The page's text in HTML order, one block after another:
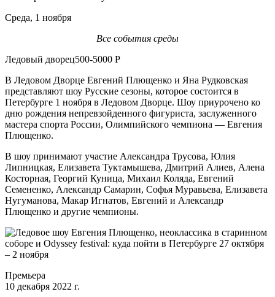
Среда, 1 ноября
Все события среды
Ледовый дворец500-5000 Р
В Ледовом Дворце Евгений Плющенко и Яна Рудковская
представляют шоу Русские сезоны, которое состоится в
Петербурге 1 ноября в Ледовом Дворце. Шоу приурочено ко
дню рождения непревзойденного фигуриста, заслуженного
мастера спорта России, Олимпийского чемпиона — Евгения
Плющенко.
В шоу принимают участие Александра Трусова, Юлия
Липницкая, Елизавета Туктамышева, Дмитрий Алиев, Алена
Косторная, Георгий Куница, Михаил Коляда, Евгений
Семененко, Александр Самарин, Софья Муравьева, Елизавета
Нугуманова, Макар Игнатов, Евгений и Александр
Плющенко и другие чемпионы.
Премьера
10 декабря 2022 г.